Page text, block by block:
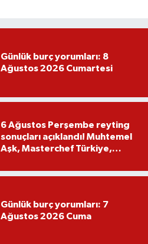
Günlük burç yorumları: 8
Ağustos 2026 Cumartesi
6 Ağustos Perşembe reyting
sonuçları açıklandı! Muhtemel
Aşk, Masterchef Türkiye,
Günlük burç yorumları: 7
Ağustos 2026 Cuma